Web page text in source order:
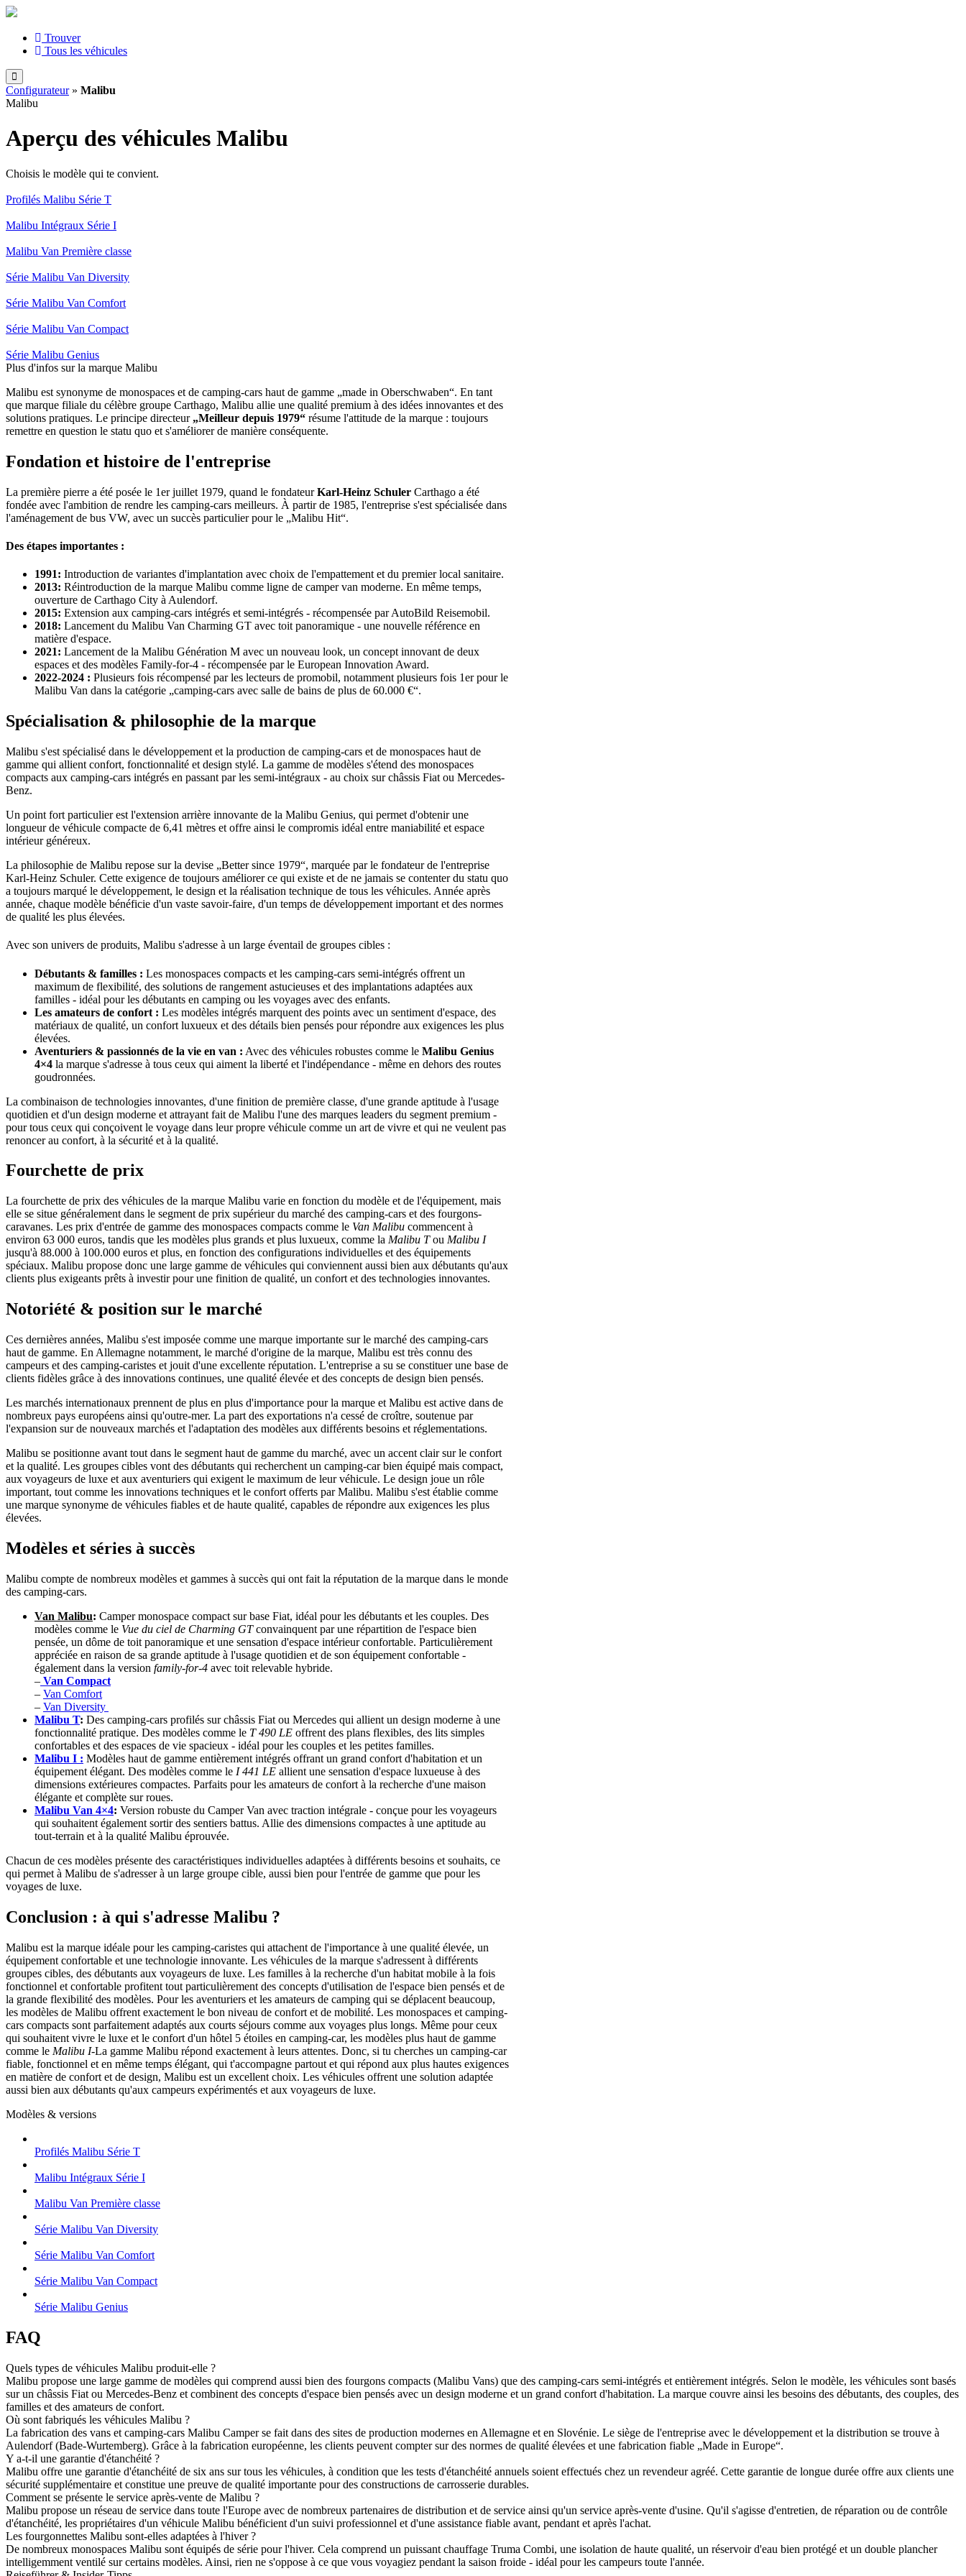
Trouver
Tous les véhicules
Configurateur» Malibu
Malibu
Aperçu des véhicules Malibu
Choisis le modèle qui te convient.
Profilés Malibu Série T
Malibu Intégraux Série I
Malibu Van Première classe
Série Malibu Van Diversity
Série Malibu Van Comfort
Série Malibu Van Compact
Série Malibu Genius
Plus d'infos sur la marque Malibu
Malibu est synonyme de monospaces et de camping-cars haut de gamme „made in Oberschwaben“. En tant
que marque filiale du célèbre groupe Carthago, Malibu allie une qualité premium à des idées innovantes et des
solutions pratiques. Le principe directeur „Meilleur depuis 1979“ résume l'attitude de la marque : toujours
remettre en question le statu quo et s'améliorer de manière conséquente.
Fondation et histoire de l'entreprise
La première pierre a été posée le 1er juillet 1979, quand le fondateurKarl-Heinz Schuler Carthago a été
fondée avec l'ambition de rendre les camping-cars meilleurs. À partir de 1985, l'entreprise s'est spécialisée dans
l'aménagement de bus VW, avec un succès particulier pour le „Malibu Hit“.
Des étapes importantes :
1991: Introduction de variantes d'implantation avec choix de l'empattement et du premier local sanitaire.
2013: Réintroduction de la marque Malibu comme ligne de camper van moderne. En même temps,
ouverture de Carthago City à Aulendorf.
2015: Extension aux camping-cars intégrés et semi-intégrés - récompensée par AutoBild Reisemobil.
2018: Lancement du Malibu Van Charming GT avec toit panoramique - une nouvelle référence en
matière d'espace.
2021: Lancement de la Malibu Génération M avec un nouveau look, un concept innovant de deux
espaces et des modèles Family-for-4 - récompensée par le European Innovation Award.
2022-2024 : Plusieurs fois récompensé par les lecteurs de promobil, notamment plusieurs fois 1er pour le
Malibu Van dans la catégorie „camping-cars avec salle de bains de plus de 60.000 €“.
Spécialisation & philosophie de la marque
Malibu s'est spécialisé dans le développement et la production de camping-cars et de monospaces haut de
gamme qui allient confort, fonctionnalité et design stylé. La gamme de modèles s'étend des monospaces
compacts aux camping-cars intégrés en passant par les semi-intégraux - au choix sur châssis Fiat ou Mercedes-
Benz.
Un point fort particulier est l'extension arrière innovante de la Malibu Genius, qui permet d'obtenir une
longueur de véhicule compacte de 6,41 mètres et offre ainsi le compromis idéal entre maniabilité et espace
intérieur généreux.
La philosophie de Malibu repose sur la devise „Better since 1979“, marquée par le fondateur de l'entreprise
Karl-Heinz Schuler. Cette exigence de toujours améliorer ce qui existe et de ne jamais se contenter du statu quo
a toujours marqué le développement, le design et la réalisation technique de tous les véhicules. Année après
année, chaque modèle bénéficie d'un vaste savoir-faire, d'un temps de développement important et des normes
de qualité les plus élevées.
Avec son univers de produits, Malibu s'adresse à un large éventail de groupes cibles :
Débutants & familles : Les monospaces compacts et les camping-cars semi-intégrés offrent un
maximum de flexibilité, des solutions de rangement astucieuses et des implantations adaptées aux
familles - idéal pour les débutants en camping ou les voyages avec des enfants.
Les amateurs de confort : Les modèles intégrés marquent des points avec un sentiment d'espace, des
matériaux de qualité, un confort luxueux et des détails bien pensés pour répondre aux exigences les plus
élevées.
Aventuriers & passionnés de la vie en van : Avec des véhicules robustes comme le Malibu Genius
4×4 la marque s'adresse à tous ceux qui aiment la liberté et l'indépendance - même en dehors des routes
goudronnées.
La combinaison de technologies innovantes, d'une finition de première classe, d'une grande aptitude à l'usage
quotidien et d'un design moderne et attrayant fait de Malibu l'une des marques leaders du segment premium -
pour tous ceux qui conçoivent le voyage dans leur propre véhicule comme un art de vivre et qui ne veulent pas
renoncer au confort, à la sécurité et à la qualité.
Fourchette de prix
La fourchette de prix des véhicules de la marque Malibu varie en fonction du modèle et de l'équipement, mais
elle se situe généralement dans le segment de prix supérieur du marché des camping-cars et des fourgons-
caravanes. Les prix d'entrée de gamme des monospaces compacts comme le Van Malibu commencent à
environ 63 000 euros, tandis que les modèles plus grands et plus luxueux, comme la Malibu Tou Malibu I
jusqu'à 88.000 à 100.000 euros et plus, en fonction des configurations individuelles et des équipements
spéciaux. Malibu propose donc une large gamme de véhicules qui conviennent aussi bien aux débutants qu'aux
clients plus exigeants prêts à investir pour une finition de qualité, un confort et des technologies innovantes.
Notoriété & position sur le marché
Ces dernières années, Malibu s'est imposée comme une marque importante sur le marché des camping-cars
haut de gamme. En Allemagne notamment, le marché d'origine de la marque, Malibu est très connu des
campeurs et des camping-caristes et jouit d'une excellente réputation. L'entreprise a su se constituer une base de
clients fidèles grâce à des innovations continues, une qualité élevée et des concepts de design bien pensés.
Les marchés internationaux prennent de plus en plus d'importance pour la marque et Malibu est active dans de
nombreux pays européens ainsi qu'outre-mer. La part des exportations n'a cessé de croître, soutenue par
l'expansion sur de nouveaux marchés et l'adaptation des modèles aux différents besoins et réglementations.
Malibu se positionne avant tout dans le segment haut de gamme du marché, avec un accent clair sur le confort
et la qualité. Les groupes cibles vont des débutants qui recherchent un camping-car bien équipé mais compact,
aux voyageurs de luxe et aux aventuriers qui exigent le maximum de leur véhicule. Le design joue un rôle
important, tout comme les innovations techniques et le confort offerts par Malibu. Malibu s'est établie comme
une marque synonyme de véhicules fiables et de haute qualité, capables de répondre aux exigences les plus
élevées.
Modèles et séries à succès
Malibu compte de nombreux modèles et gammes à succès qui ont fait la réputation de la marque dans le monde
des camping-cars.
Van Malibu: Camper monospace compact sur base Fiat, idéal pour les débutants et les couples. Des
modèles comme le Vue du ciel de Charming GTconvainquent par une répartition de l'espace bien
pensée, un dôme de toit panoramique et une sensation d'espace intérieur confortable. Particulièrement
appréciée en raison de sa grande aptitude à l'usage quotidien et de son équipement confortable -
également dans la version family-for-4 avec toit relevable hybride.
– Van Compact
– Van Comfort
– Van Diversity
Malibu T: Des camping-cars profilés sur châssis Fiat ou Mercedes qui allient un design moderne à une
fonctionnalité pratique. Des modèles comme le T 490 LE offrent des plans flexibles, des lits simples
confortables et des espaces de vie spacieux - idéal pour les couples et les petites familles.
Malibu I : Modèles haut de gamme entièrement intégrés offrant un grand confort d'habitation et un
équipement élégant. Des modèles comme le I 441 LE allient une sensation d'espace luxueuse à des
dimensions extérieures compactes. Parfaits pour les amateurs de confort à la recherche d'une maison
élégante et complète sur roues.
Malibu Van 4×4: Version robuste du Camper Van avec traction intégrale - conçue pour les voyageurs
qui souhaitent également sortir des sentiers battus. Allie des dimensions compactes à une aptitude au
tout-terrain et à la qualité Malibu éprouvée.
Chacun de ces modèles présente des caractéristiques individuelles adaptées à différents besoins et souhaits, ce
qui permet à Malibu de s'adresser à un large groupe cible, aussi bien pour l'entrée de gamme que pour les
voyages de luxe.
Conclusion : à qui s'adresse Malibu ?
Malibu est la marque idéale pour les camping-caristes qui attachent de l'importance à une qualité élevée, un
équipement confortable et une technologie innovante. Les véhicules de la marque s'adressent à différents
groupes cibles, des débutants aux voyageurs de luxe. Les familles à la recherche d'un habitat mobile à la fois
fonctionnel et confortable profitent tout particulièrement des concepts d'utilisation de l'espace bien pensés et de
la grande flexibilité des modèles. Pour les aventuriers et les amateurs de camping qui se déplacent beaucoup,
les modèles de Malibu offrent exactement le bon niveau de confort et de mobilité. Les monospaces et camping-
cars compacts sont parfaitement adaptés aux courts séjours comme aux voyages plus longs. Même pour ceux
qui souhaitent vivre le luxe et le confort d'un hôtel 5 étoiles en camping-car, les modèles plus haut de gamme
comme le Malibu I-La gamme Malibu répond exactement à leurs attentes. Donc, si tu cherches un camping-car
fiable, fonctionnel et en même temps élégant, qui t'accompagne partout et qui répond aux plus hautes exigences
en matière de confort et de design, Malibu est un excellent choix. Les véhicules offrent une solution adaptée
aussi bien aux débutants qu'aux campeurs expérimentés et aux voyageurs de luxe.
Modèles & versions
Profilés Malibu Série T
Malibu Intégraux Série I
Malibu Van Première classe
Série Malibu Van Diversity
Série Malibu Van Comfort
Série Malibu Van Compact
Série Malibu Genius
FAQ
Quels types de véhicules Malibu produit-elle ?
Malibu propose une large gamme de modèles qui comprend aussi bien des fourgons compacts (Malibu Vans) que des camping-cars semi-intégrés et entièrement intégrés. Selon le modèle, les véhicules sont basés
sur un châssis Fiat ou Mercedes-Benz et combinent des concepts d'espace bien pensés avec un design moderne et un grand confort d'habitation. La marque couvre ainsi les besoins des débutants, des couples, des
familles et des amateurs de confort.
Où sont fabriqués les véhicules Malibu ?
La fabrication des vans et camping-cars Malibu Camper se fait dans des sites de production modernes en Allemagne et en Slovénie. Le siège de l'entreprise avec le développement et la distribution se trouve à
Aulendorf (Bade-Wurtemberg). Grâce à la fabrication européenne, les clients peuvent compter sur des normes de qualité élevées et une fabrication fiable „Made in Europe“.
Y a-t-il une garantie d'étanchéité ?
Malibu offre une garantie d'étanchéité de six ans sur tous les véhicules, à condition que les tests d'étanchéité annuels soient effectués chez un revendeur agréé. Cette garantie de longue durée offre aux clients une
sécurité supplémentaire et constitue une preuve de qualité importante pour des constructions de carrosserie durables.
Comment se présente le service après-vente de Malibu ?
Malibu propose un réseau de service dans toute l'Europe avec de nombreux partenaires de distribution et de service ainsi qu'un service après-vente d'usine. Qu'il s'agisse d'entretien, de réparation ou de contrôle
d'étanchéité, les propriétaires d'un véhicule Malibu bénéficient d'un suivi professionnel et d'une assistance fiable avant, pendant et après l'achat.
Les fourgonnettes Malibu sont-elles adaptées à l'hiver ?
De nombreux monospaces Malibu sont équipés de série pour l'hiver. Cela comprend un puissant chauffage Truma Combi, une isolation de haute qualité, un réservoir d'eau bien protégé et un double plancher
intelligemment ventilé sur certains modèles. Ainsi, rien ne s'oppose à ce que vous voyagiez pendant la saison froide - idéal pour les campeurs toute l'année.